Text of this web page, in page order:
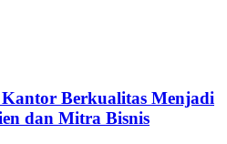
Berkualitas Menjadi
dan Mitra Bisnis